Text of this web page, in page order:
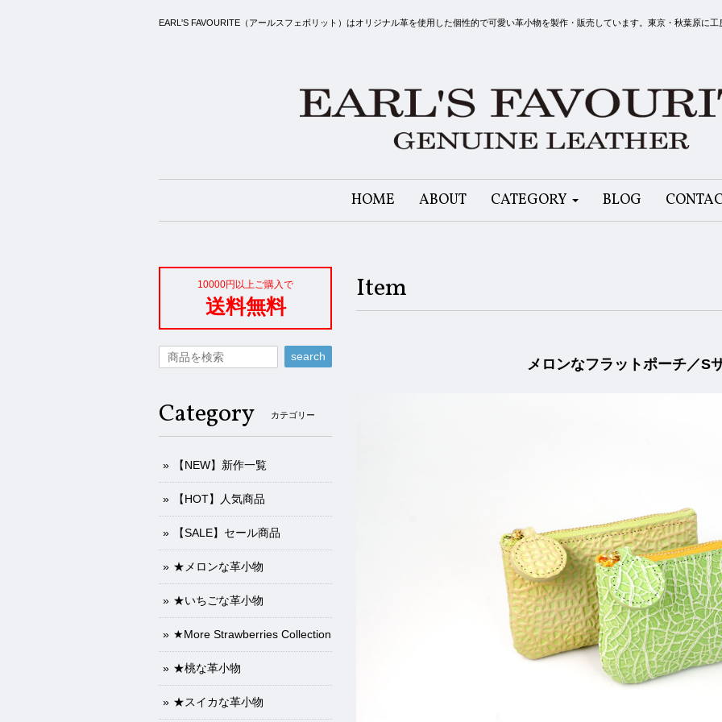
EARL'S FAVOURITE（アールスフェボリット）はオリジナル革を使用した個性的で可愛い革小物を製作・販売しています。東京・秋葉原に
HOME ABOUT CATEGORY BLOG
Item
メロンなフラットポーチ／S
10000円以上ご購入で
送料無料
search
Category カテゴリー
【NEW】新作一覧
【HOT】人気商品
【SALE】セール商品
★メロンな革小物
★いちごな革小物
★More Strawberries Collection
★桃な革小物
★スイカな革小物